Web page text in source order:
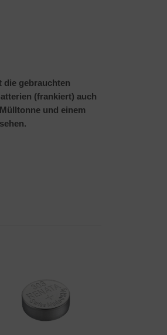
die gebrauchten
(frankiert) auch
und einem